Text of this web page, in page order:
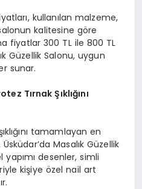
kullanılan malzeme,
kalitesine göre
fiyatlar 300 TL ile 800 TL
Güzellik Salonu, uygun
sunar.
Tırnak Şıklığını
tamamlayan en
Masalık Güzellik
desenler, simli
kişiye özel nail art